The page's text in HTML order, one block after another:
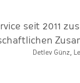
seit 2011
Detlev Günz,